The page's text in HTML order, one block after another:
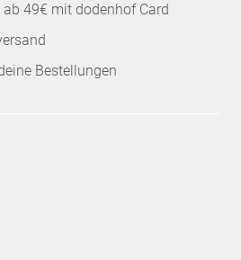
49€ mit dodenhof Card
Bestellungen